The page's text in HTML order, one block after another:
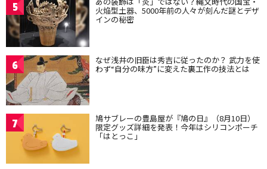
5 火焔型土器、5000年前の人々が刻んだ謎とデザ
インの秘密
6 なぜ浅井の旧臣は秀吉に従ったのか？ 武力を使
わず“自分の味方”に変えた裏工作の技法とは
7 鳩サブレーの豊島屋が『鳩の日』（8月10日）
限定グッズ詳細を発表！今年はシリコンポーチ
「はとっこ」